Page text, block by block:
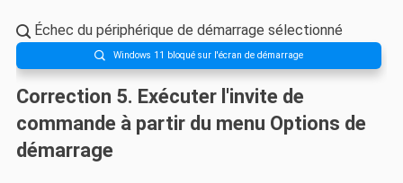
 Échec du périphérique de démarrage sélectionné
 Windows 11 bloqué sur l'écran de démarrage
Correction 5. Exécuter l'invite de
commande à partir du menu Options de
démarrage